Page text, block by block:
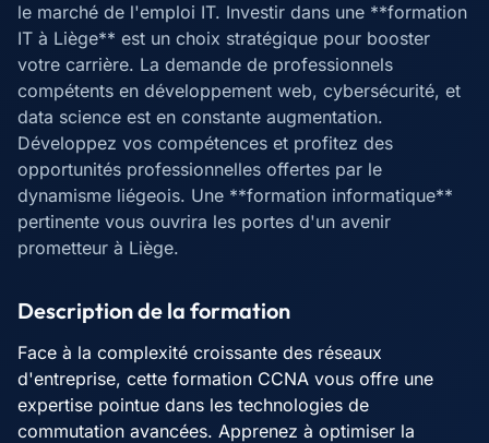
le marché de l'emploi IT. Investir dans une **formation
IT à Liège** est un choix stratégique pour booster
votre carrière. La demande de professionnels
compétents en développement web, cybersécurité, et
data science est en constante augmentation.
Développez vos compétences et profitez des
opportunités professionnelles offertes par le
dynamisme liégeois. Une **formation informatique**
pertinente vous ouvrira les portes d'un avenir
prometteur à Liège.
Description de la formation
Face à la complexité croissante des réseaux
d'entreprise, cette formation CCNA vous offre une
expertise pointue dans les technologies de
commutation avancées. Apprenez à optimiser la